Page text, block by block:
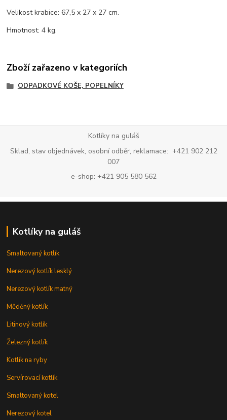
Velikost krabice: 67,5 x 27 x 27 cm.
Hmotnost: 4 kg.
Zboží zařazeno v kategoriích
ODPADKOVÉ KOŠE, POPELNÍKY
Kotlíky na guláš
Sklad, stav objednávek, osobní odběr, reklamace: +421 902 212
007
e-shop: +421 905 580 562
Kotlíky na guláš
Smaltovaný kotlík
Nerezový kotlík lesklý
Nerezový kotlík matný
Měděný kotlík
Litinový kotlík
Železný kotlík
Kotlík na ryby
Servírovací kotlík
Smaltovaný kotel
Nerezový kotel